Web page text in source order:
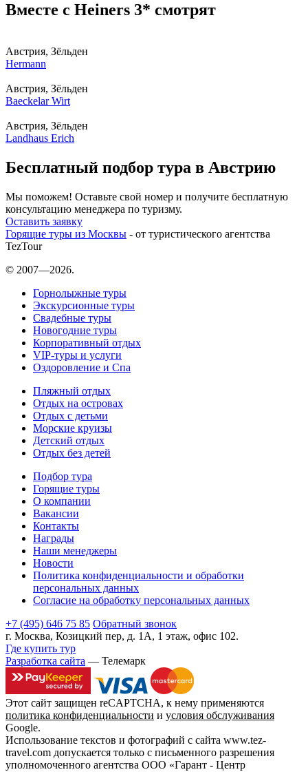
Вместе с Heiners 3* смотрят
Австрия, Зёльден
Hermann
Австрия, Зёльден
Baeckelar Wirt
Австрия, Зёльден
Landhaus Erich
Бесплатный подбор тура в Австрию
Мы поможем! Оставьте свой номер и получите бесплатную
консультацию менеджера по туризму.
Оставить заявку
Горящие туры из Москвы - от туристического агентства
TezTour
© 2007—2026.
Горнолыжные туры
Экскурсионные туры
Свадебные туры
Новогодние туры
Корпоративный отдых
VIP-туры и услуги
Оздоровление и Спа
Пляжный отдых
Отдых на островах
Отдых с детьми
Морские круизы
Детский отдых
Отдых без детей
Подбор тура
Горящие туры
О компании
Вакансии
Контакты
Награды
Наши менеджеры
Новости
Политика конфиденциальности и обработки
персональных данных
Согласие на обработку персональных данных
+7 (495) 646 75 85 Обратный звонок
г. Москва, Козицкий пер, д. 1А, 1 этаж, офис 102.
Где купить тур
Разработка сайта — Телемарк
Этот сайт защищен reCAPTCHA, к нему применяются
политика конфиденциальности и условия обслуживания
Google.
Использование текстов и фотографий с сайта www.tez-
travel.com допускается только с письменного разрешения
уполномоченного агентства ООО «Гарант - Центр